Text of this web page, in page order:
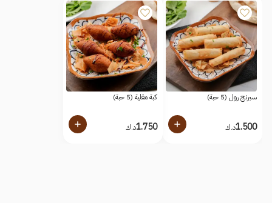
سبرنج رول (5 حبة)
1.500د.ك
كبة مقلية (5 حبة)
1.750د.ك